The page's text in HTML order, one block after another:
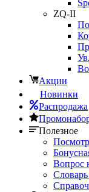
ZQ-II
Акции
Новинки
Распродажа
Полезное
Вопрос